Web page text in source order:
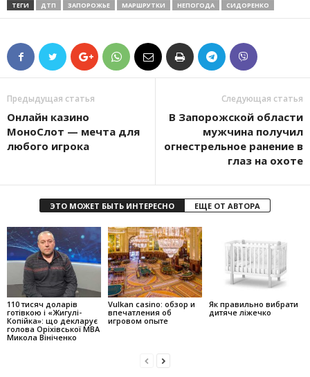
ТЕГИ ДТП ЗАПОРОЖЬЕ МАРШРУТКИ НЕПОГОДА СИДОРЕНКО
Предыдущая статья
Онлайн казино
МоноСлот — мечта для
любого игрока
Следующая статья
В Запорожской области
мужчина получил
огнестрельное ранение в
глаз на охоте
ЭТО МОЖЕТ БЫТЬ ИНТЕРЕСНО ЕЩЕ ОТ АВТОРА
110 тисяч доларів
готівкою і «Жигулі-
Копійка»: що декларує
голова Оріхівської МВА
Микола Вініченко
Vulkan casino: обзор и
впечатления об
игровом опыте
Як правильно вибрати
дитяче ліжечко